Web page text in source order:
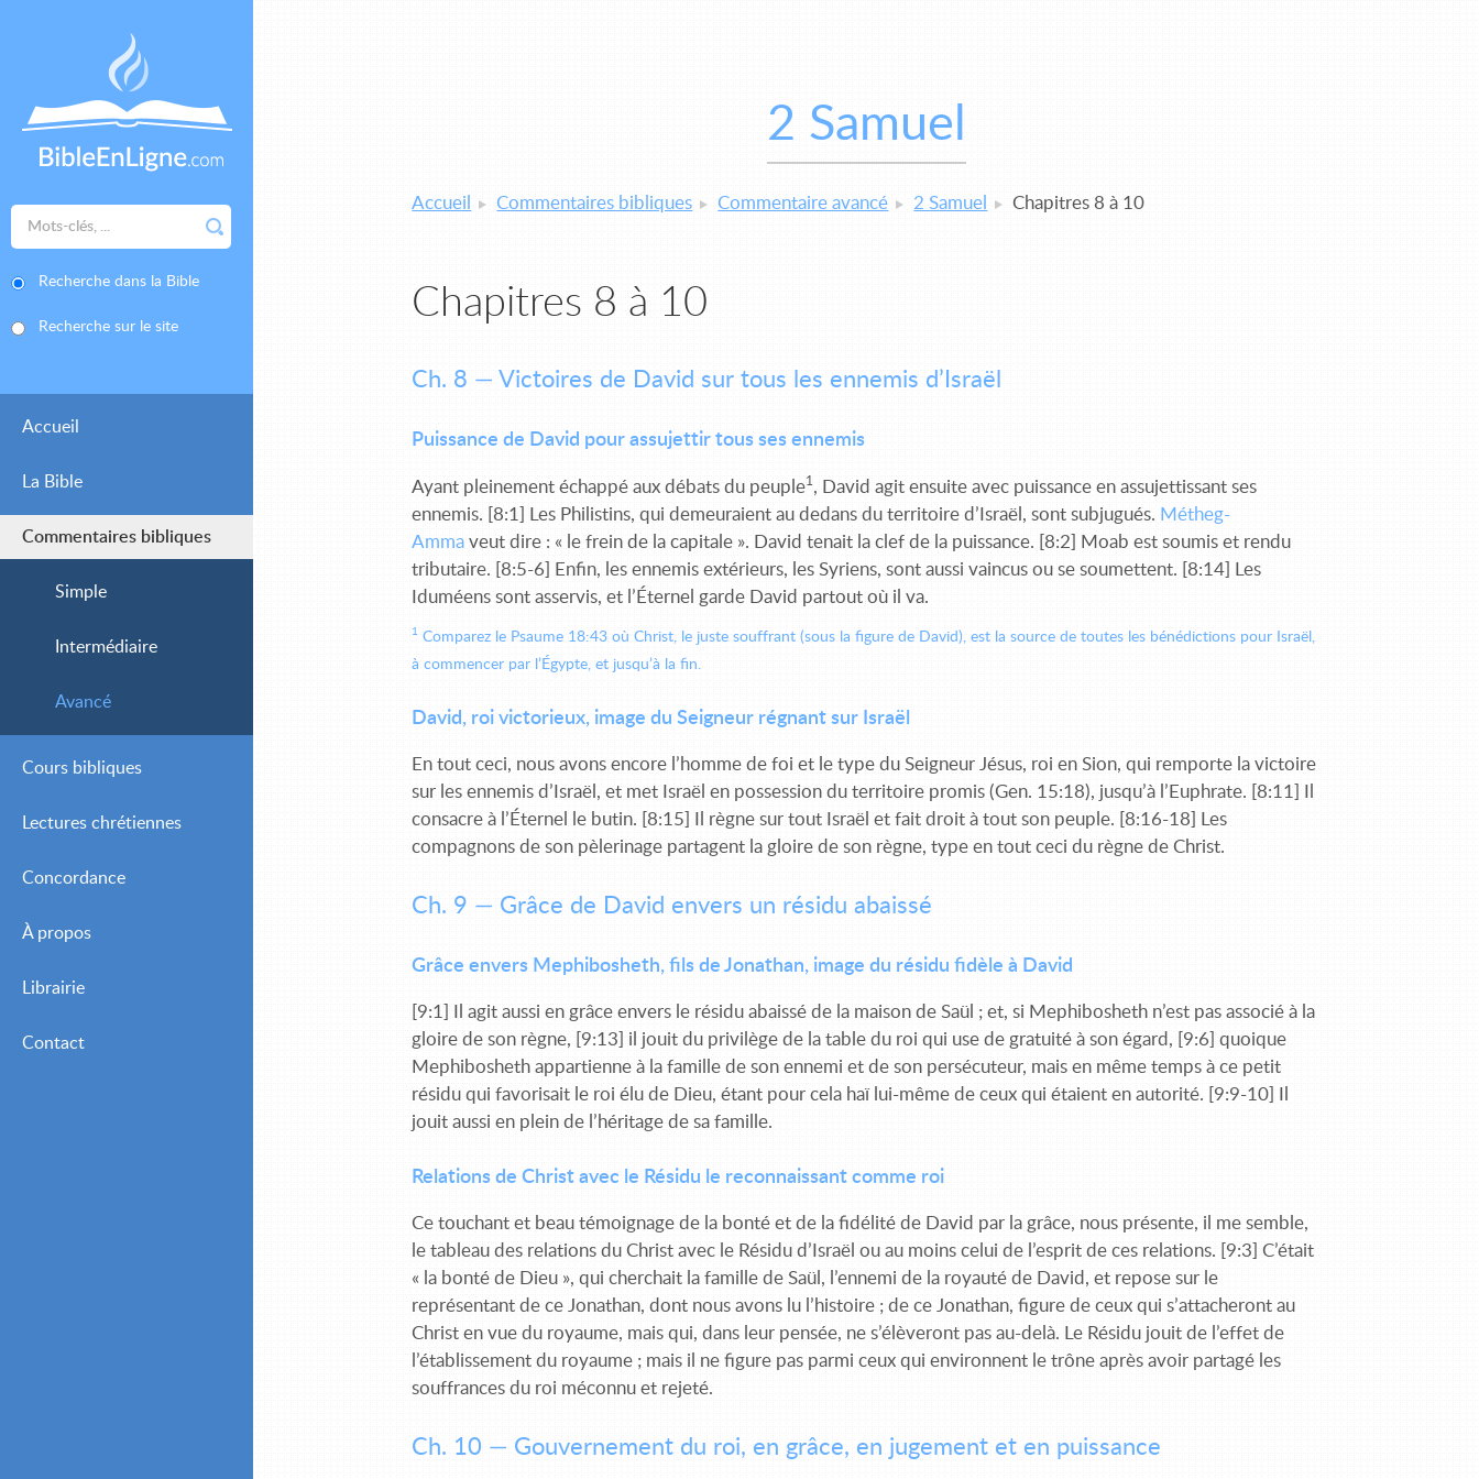
Recherche dans la Bible
Recherche sur le site
Accueil
La Bible
Commentaires bibliques
Simple
Intermédiaire
Avancé
Cours bibliques
Lectures chrétiennes
Journalières
Hebdomadaires
Mensuelles (Adultes
Concordance
À propos
Librairie
Contact
2 Samuel
Accueil Commentaires bibliques Commentaire avancé 2 Samuel Chapitres 8 à 10
Chapitres 8 à 10
Ch. 8 — Victoires de David sur tous les ennemis d’Israël
Puissance de David pour assujettir tous ses ennemis
Ayant pleinement échappé aux débats du peuple1 , David agit ensuite avec puissance en assujettissant ses
ennemis. [8:1] Les Philistins, qui demeuraient au dedans du territoire d’Israël, sont subjugués. Métheg-
Amma veut dire : « le frein de la capitale ». David tenait la clef de la puissance. [8:2] Moab est soumis et rendu
tributaire. [8:5-6] Enfin, les ennemis extérieurs, les Syriens, sont aussi vaincus ou se soumettent. [8:14] Les
Iduméens sont asservis, et l’Éternel garde David partout où il va.
1 Comparez le Psaume 18:43 où Christ, le juste souffrant (sous la figure de David), est la source de toutes les bénédictions pour Israël,
à commencer par l’Égypte, et jusqu’à la fin.
David, roi victorieux, image du Seigneur régnant sur Israël
En tout ceci, nous avons encore l’homme de foi et le type du Seigneur Jésus, roi en Sion, qui remporte la victoire
sur les ennemis d’Israël, et met Israël en possession du territoire promis (Gen. 15:18), jusqu’à l’Euphrate. [8:11] Il
consacre à l’Éternel le butin. [8:15] Il règne sur tout Israël et fait droit à tout son peuple. [8:16-18] Les
compagnons de son pèlerinage partagent la gloire de son règne, type en tout ceci du règne de Christ.
Ch. 9 — Grâce de David envers un résidu abaissé
Grâce envers Mephibosheth, fils de Jonathan, image du résidu fidèle à David
[9:1] Il agit aussi en grâce envers le résidu abaissé de la maison de Saül ; et, si Mephibosheth n’est pas associé à la
gloire de son règne, [9:13] il jouit du privilège de la table du roi qui use de gratuité à son égard, [9:6] quoique
Mephibosheth appartienne à la famille de son ennemi et de son persécuteur, mais en même temps à ce petit
résidu qui favorisait le roi élu de Dieu, étant pour cela haï lui-même de ceux qui étaient en autorité. [9:9-10] Il
jouit aussi en plein de l’héritage de sa famille.
Relations de Christ avec le Résidu le reconnaissant comme roi
Ce touchant et beau témoignage de la bonté et de la fidélité de David par la grâce, nous présente, il me semble,
le tableau des relations du Christ avec le Résidu d’Israël ou au moins celui de l’esprit de ces relations. [9:3] C’était
« la bonté de Dieu », qui cherchait la famille de Saül, l’ennemi de la royauté de David, et repose sur le
représentant de ce Jonathan, dont nous avons lu l’histoire ; de ce Jonathan, figure de ceux qui s’attacheront au
Christ en vue du royaume, mais qui, dans leur pensée, ne s’élèveront pas au-delà. Le Résidu jouit de l’effet de
l’établissement du royaume ; mais il ne figure pas parmi ceux qui environnent le trône après avoir partagé les
souffrances du roi méconnu et rejeté.
Ch. 10 — Gouvernement du roi, en grâce, en jugement et en puissance